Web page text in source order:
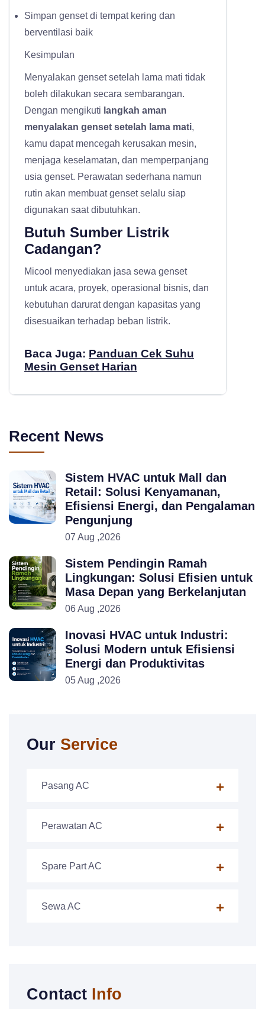
Simpan genset di tempat kering dan
berventilasi baik
Kesimpulan
Menyalakan genset setelah lama mati tidak
boleh dilakukan secara sembarangan.
Dengan mengikuti langkah aman
menyalakan genset setelah lama mati,
kamu dapat mencegah kerusakan mesin,
menjaga keselamatan, dan memperpanjang
usia genset. Perawatan sederhana namun
rutin akan membuat genset selalu siap
digunakan saat dibutuhkan.
Butuh Sumber Listrik
Cadangan?
Micool menyediakan jasa sewa genset
untuk acara, proyek, operasional bisnis, dan
kebutuhan darurat dengan kapasitas yang
disesuaikan terhadap beban listrik.
Baca Juga: Panduan Cek Suhu
Mesin Genset Harian
Recent News
Sistem HVAC untuk Mall dan
Retail: Solusi Kenyamanan,
Efisiensi Energi, dan Pengalaman
Pengunjung
07 Aug ,2026
Sistem Pendingin Ramah
Lingkungan: Solusi Efisien untuk
Masa Depan yang Berkelanjutan
06 Aug ,2026
Inovasi HVAC untuk Industri:
Solusi Modern untuk Efisiensi
Energi dan Produktivitas
05 Aug ,2026
Our Service
Pasang AC
Perawatan AC
Spare Part AC
Sewa AC
Contact Info